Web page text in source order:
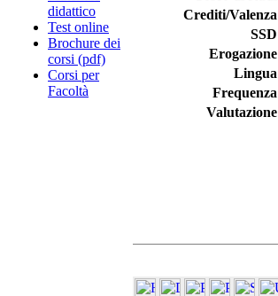
didattico
Test online
Brochure dei
corsi (pdf)
Corsi per
Facoltà
Crediti/Valenza
SSD
Erogazione
Lingua
Frequenza
Valutazione